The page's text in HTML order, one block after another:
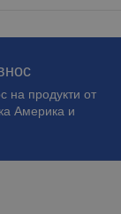
на продукти от
Америка и